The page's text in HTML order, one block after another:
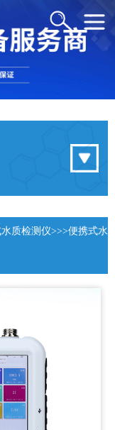
质检测仪>>>便携式水